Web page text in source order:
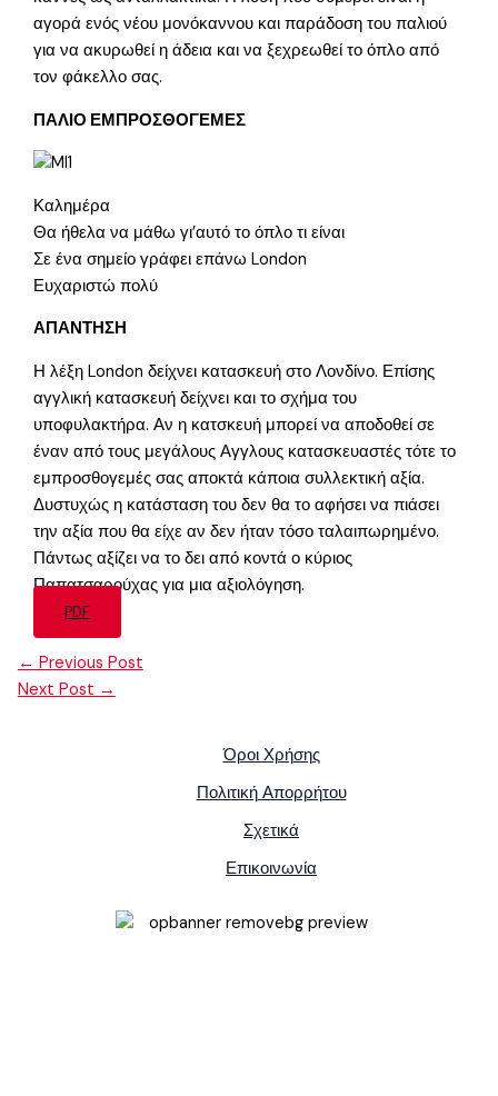
αγορά ενός νέου μονόκαννου και παράδοση του παλιού
για να ακυρωθεί η άδεια και να ξεχρεωθεί το όπλο από
τον φάκελλο σας.
ΠΑΛΙΟ ΕΜΠΡΟΣΘΟΓΕΜΕΣ
Καλημέρα
Θα ήθελα να μάθω γι’αυτό το όπλο τι είναι
Σε ένα σημείο γράφει επάνω London
Ευχαριστώ πολύ
ΑΠΑΝΤΗΣΗ
Η λέξη London δείχνει κατασκευή στο Λονδίνο. Επίσης
αγγλική κατασκευή δείχνει και το σχήμα του
υποφυλακτήρα. Αν η κατσκευή μπορεί να αποδοθεί σε
έναν από τους μεγάλους Αγγλους κατασκευαστές τότε το
εμπροσθογεμές σας αποκτά κάποια συλλεκτική αξία.
Δυστυχώς η κατάσταση του δεν θα το αφήσει να πιάσει
την αξία που θα είχε αν δεν ήταν τόσο ταλαιπωρημένο.
Πάντως αξίζει να το δει από κοντά ο κύριος
Παπατσαρούχας για μια αξιολόγηση.
PDF
← Previous Post
Next Post →
Όροι Χρήσης
Πολιτική Απορρήτου
Σχετικά
Επικοινωνία